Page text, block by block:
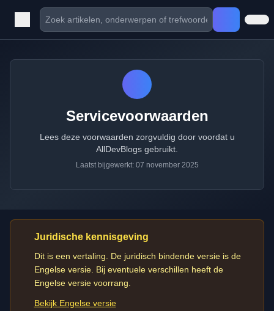
Servicevoorwaarden
Lees deze voorwaarden zorgvuldig door voordat u
AllDevBlogs gebruikt.
Laatst bijgewerkt: 07 november 2025
Juridische kennisgeving
Dit is een vertaling. De juridisch bindende versie is de
Engelse versie. Bij eventuele verschillen heeft de
Engelse versie voorrang.
Bekijk Engelse versie